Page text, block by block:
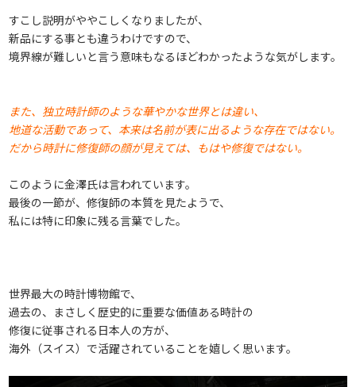
すこし説明がややこしくなりましたが、
新品にする事とも違うわけですので、
境界線が難しいと言う意味もなるほどわかったような気がします。
また、独立時計師のような華やかな世界とは違い、
地道な活動であって、本来は名前が表に出るような存在ではない。
だから時計に修復師の顔が見えては、もはや修復ではない。
このように金澤氏は言われています。
最後の一節が、修復師の本質を見たようで、
私には特に印象に残る言葉でした。
世界最大の時計博物館で、
過去の、まさしく歴史的に重要な価値ある時計の
修復に従事される日本人の方が、
海外（スイス）で活躍されていることを嬉しく思います。